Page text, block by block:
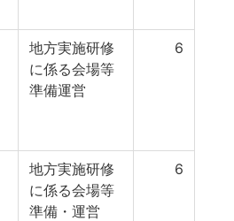
地方実施研修
に係る会場等
準備運営
6
地方実施研修
に係る会場等
準備・運営
6